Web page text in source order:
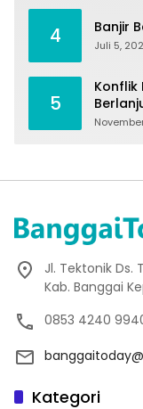
4 Banjir
Juli 5,
5
Konflik
Jl. Tektonik Ds.
Kab. Banggai
0853 4240
Kategori